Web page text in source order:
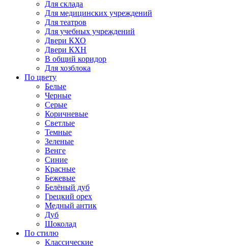
Для склада
Для медицинских учреждений
Для театров
Для учебных учреждений
Двери КХО
Двери КХН
В общий коридор
Для хозблока
По цвету
Белые
Черные
Серые
Коричневые
Светлые
Темные
Зеленые
Венге
Синие
Красные
Бежевые
Белёный дуб
Грецкий орех
Медный антик
Дуб
Шоколад
По стилю
Классические